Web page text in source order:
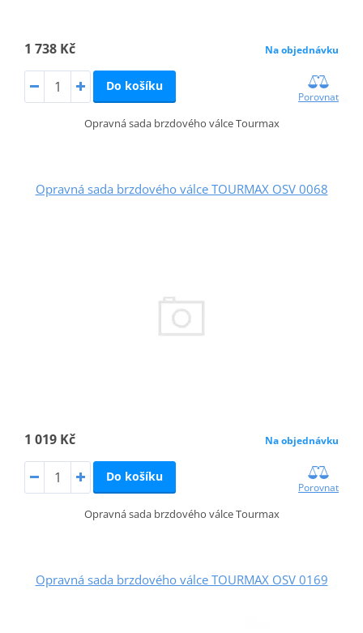
1 738 Kč Na objednávku
Do košíku
Porovnat
Opravná sada brzdového válce Tourmax
Opravná sada brzdového válce TOURMAX OSV 0068
1 019 Kč Na objednávku
Do košíku
Porovnat
Opravná sada brzdového válce Tourmax
Opravná sada brzdového válce TOURMAX OSV 0169